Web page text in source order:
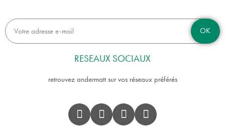
OK
RESEAUX SOCIAUX
retrouvez andermatt sur vos réseaux préférés